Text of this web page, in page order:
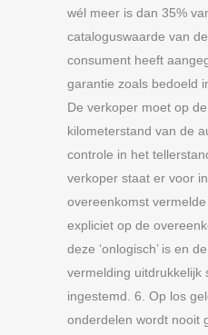
wél meer is dan 35%
cataloguswaarde van
consument heeft
garantie zoals bedoeld
De verkoper moet op
kilometerstand van de
controle in het
verkoper staat er voor
overeenkomst vermelde
expliciet op de
deze ‘onlogisch’ is en
vermelding uitdrukkelijk
ingestemd. 6. Op los
onderdelen wordt nooit